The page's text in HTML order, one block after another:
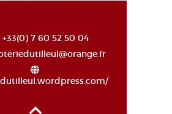
+33(0) 7 60 52 50 04